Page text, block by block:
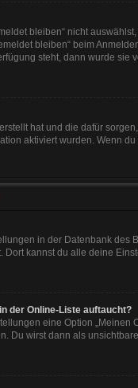
bleiben“ nicht
bleiben“ beim
steht, dann wurde
hat und die dafür
aktiviert wurden. Wenn
in der Datenbank des
kannst du alle deine
der Online-Liste auftaucht?
eine Option
Du wirst dann als